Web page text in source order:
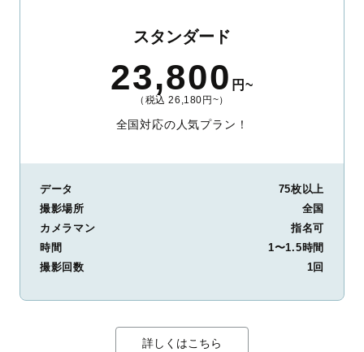
スタンダード
23,800 円~
（税込 26,180円~）
全国対応の人気プラン！
データ
75枚以上
撮影場所
全国
カメラマン
指名可
時間
1〜1.5時間
撮影回数
1回
詳しくはこちら